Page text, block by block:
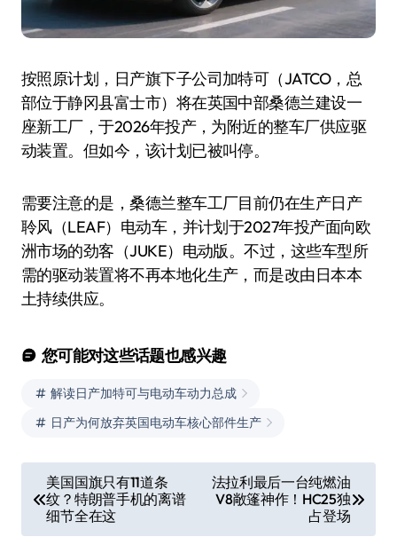
按照原计划，日产旗下子公司加特可（JATCO，总
部位于静冈县富士市）将在英国中部桑德兰建设一
座新工厂，于2026年投产，为附近的整车厂供应驱
动装置。但如今，该计划已被叫停。
需要注意的是，桑德兰整车工厂目前仍在生产日产
聆风（LEAF）电动车，并计划于2027年投产面向欧
洲市场的劲客（JUKE）电动版。不过，这些车型所
需的驱动装置将不再本地化生产，而是改由日本本
土持续供应。
您可能对这些话题也感兴趣
解读日产加特可与电动车动力总成
日产为何放弃英国电动车核心部件生产
章
美国国旗只有11道条
纹？特朗普手机的离谱
细节全在这
法拉利最后一台纯燃油
V8敞篷神作！HC25独
占登场